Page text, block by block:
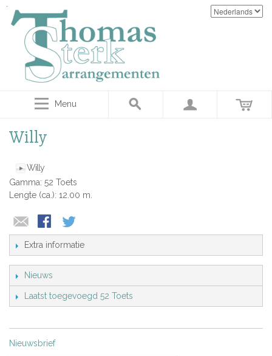
Menu
Willy
Willy
Gamma: 52 Toets
Lengte (ca.): 12.00 m.
Extra informatie
Nieuws
Laatst toegevoegd 52 Toets
Nieuwsbrief